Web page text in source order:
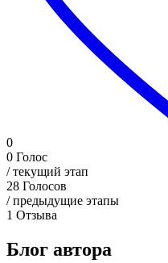
0
0 Голос
/ текущий этап
28 Голосов
/ предыдущие этапы
1 Отзыва
Блог автора